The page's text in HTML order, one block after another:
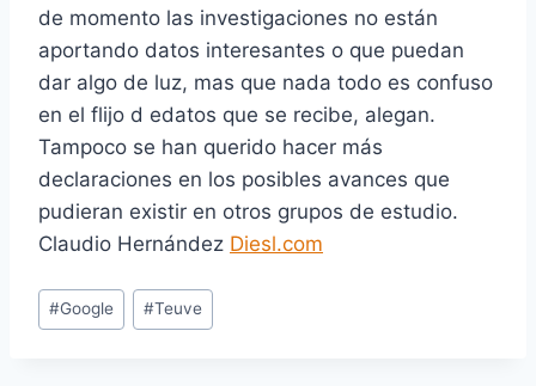
de momento las investigaciones no están
aportando datos interesantes o que puedan
dar algo de luz, mas que nada todo es confuso
en el flijo d edatos que se recibe, alegan.
Tampoco se han querido hacer más
declaraciones en los posibles avances que
pudieran existir en otros grupos de estudio.
Claudio Hernández Diesl.com
E
t
#Google #Teuve